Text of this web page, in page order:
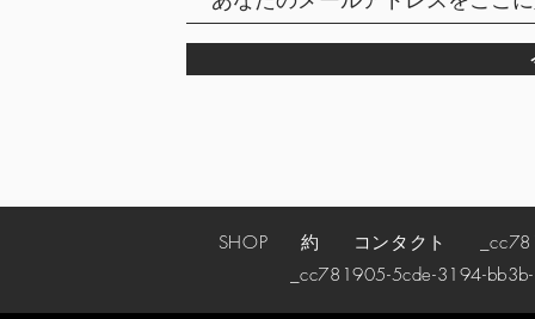
SHOP 約 コンタクト
_cc781905-5cde-3194-